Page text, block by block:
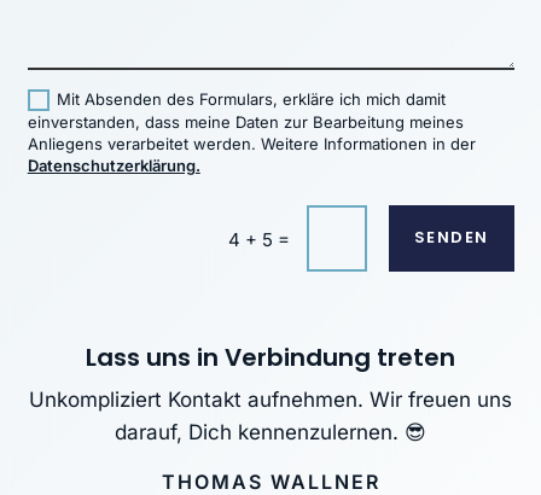
Mit Absenden des Formulars, erkläre ich mich damit
einverstanden, dass meine Daten zur Bearbeitung meines
Anliegens verarbeitet werden. Weitere Informationen in der
Datenschutzerklärung.
4 + 5 = SENDEN
Lass uns in Verbindung treten
Unkompliziert Kontakt aufnehmen. Wir freuen uns
darauf, Dich kennenzulernen. 😎
THOMAS WALLNER